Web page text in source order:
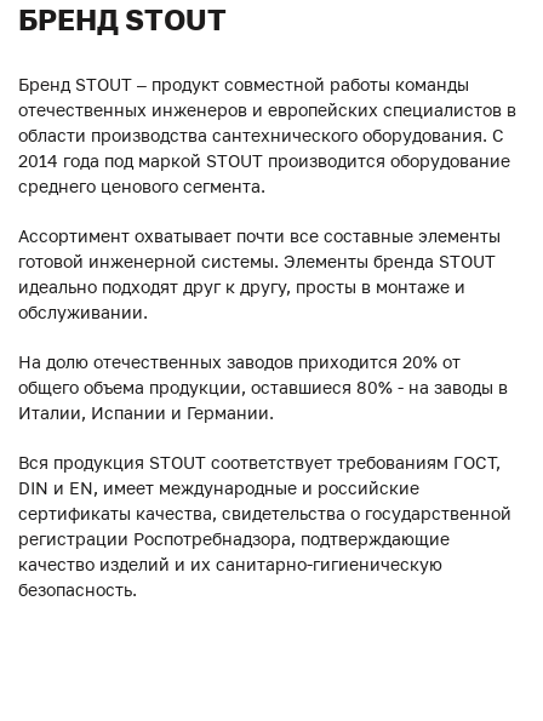
БРЕНД STOUT
Бренд STOUT – продукт совместной работы команды
отечественных инженеров и европейских специалистов в
области производства сантехнического оборудования. С
2014 года под маркой STOUT производится оборудование
среднего ценового сегмента.
Ассортимент охватывает почти все составные элементы
готовой инженерной системы. Элементы бренда STOUT
идеально подходят друг к другу, просты в монтаже и
обслуживании.
На долю отечественных заводов приходится 20% от
общего объема продукции, оставшиеся 80% - на заводы в
Италии, Испании и Германии.
Вся продукция STOUT соответствует требованиям ГОСТ,
DIN и EN, имеет международные и российские
сертификаты качества, свидетельства о государственной
регистрации Роспотребнадзора, подтверждающие
качество изделий и их санитарно-гигиеническую
безопасность.